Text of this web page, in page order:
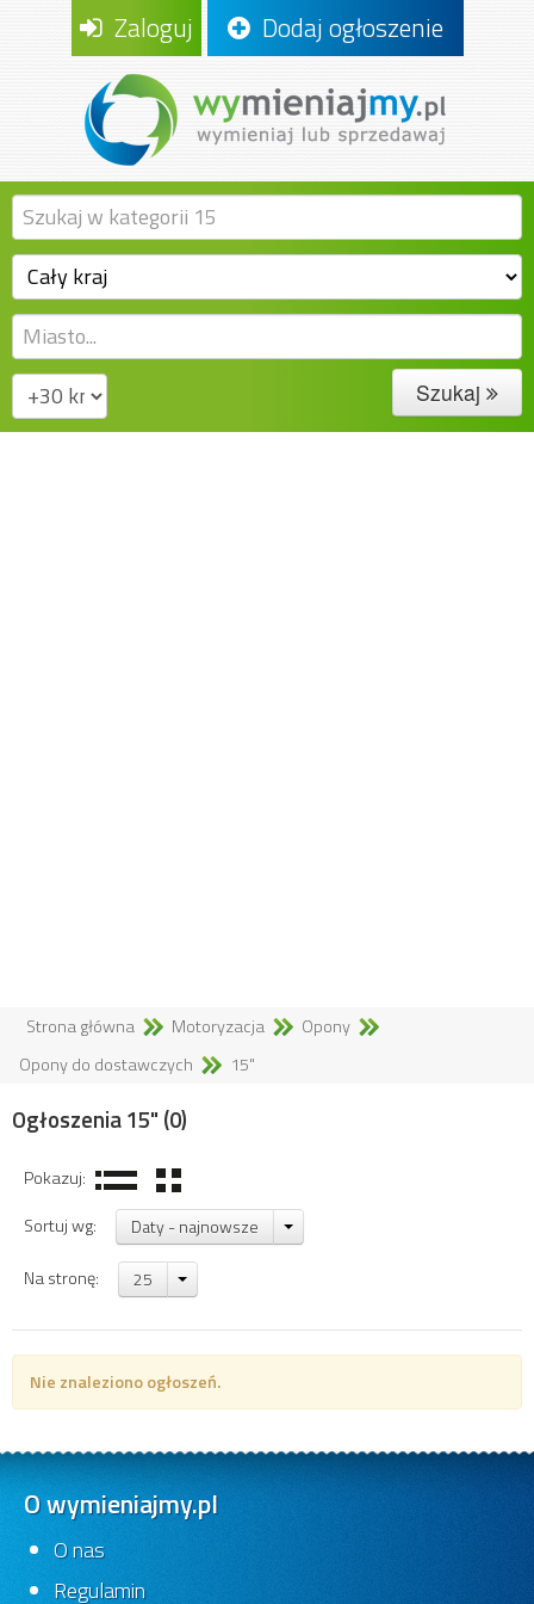
Zaloguj Dodaj ogłoszenie
Szukaj
Strona główna Motoryzacja
Opony
Opony do dostawczych
15"
Ogłoszenia 15" (0)
Pokazuj:
Sortuj wg:
Daty - najnowsze
Na stronę: 25
Nie znaleziono ogłoszeń.
O wymieniajmy.pl
O nas
Regulamin